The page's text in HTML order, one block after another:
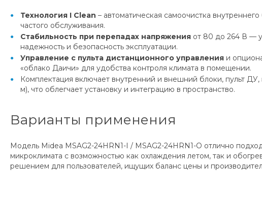
Технология I Clean – автоматическая самоочистка
частого обслуживания.
Стабильность при перепадах напряжения от 80 до 264 В —
надежность и безопасность эксплуатации.
Управление с пульта дистанционного управления и
«облако Даичи» для удобства контроля климата в помещении.
Комплектация включает внутренний и внешний блоки, пульт
м), что облегчает установку и интеграцию в пространство.
Варианты применения
Модель Midea MSAG2-24HRN1-I / MSAG2-24HRN1-O отлично
микроклимата с возможностью как охлаждения летом, так и
решением для пользователей, ищущих баланс цены и